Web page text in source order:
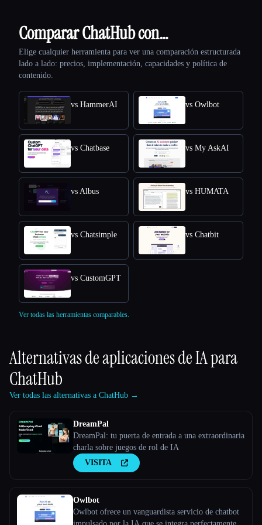
Comparar ChatHub con…
Elige cualquier herramienta para ver una comparación estructurada
lado a lado: precios, implementación, capacidades y política de
contenido.
vs HammerAI vs Owlbot
vs Chatbase vs My AskAI
vs Albus vs HUMATA
vs Chatsimple vs Chatbit
vs CustomGPT
Ver todas las herramientas comparables.
Alternativas de aplicaciones de IA para
ChatHub
Ver todas las alternativas a ChatHub →
DreamPal
DreamPal: tu puerta de entrada a una extraordinaria
charla sobre juegos de rol de IA
VISITA
Owlbot
Owlbot ofrece un vanguardista servicio de chatbot